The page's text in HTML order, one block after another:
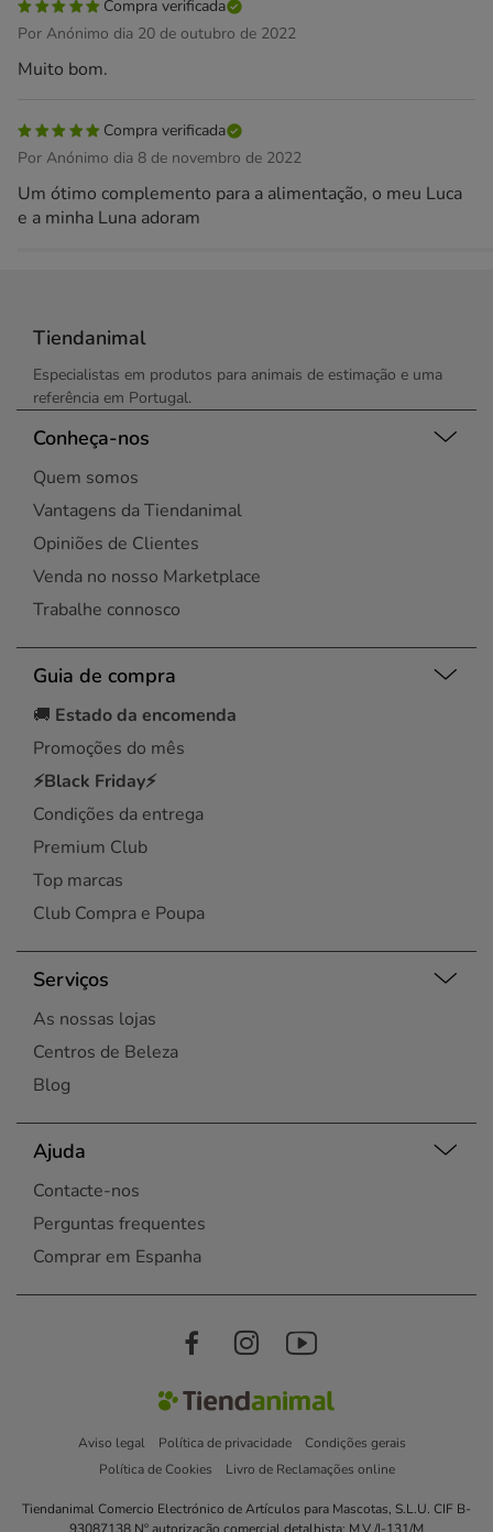
Compra verificada
Por Anónimo dia 20 de outubro de 2022
Muito bom.
Compra verificada
Por Anónimo dia 8 de novembro de 2022
Um ótimo complemento para a alimentação, o meu Luca
e a minha Luna adoram
Tiendanimal
Especialistas em produtos para animais de estimação e uma
referência em Portugal.
Conheça-nos
Quem somos
Vantagens da Tiendanimal
Opiniões de Clientes
Venda no nosso Marketplace
Trabalhe connosco
Guia de compra
🚚 Estado da encomenda
Promoções do mês
⚡Black Friday⚡
Condições da entrega
Premium Club
Top marcas
Club Compra e Poupa
Serviços
As nossas lojas
Centros de Beleza
Blog
Ajuda
Contacte-nos
Perguntas frequentes
Comprar em Espanha
Aviso legal Política de privacidade
Condições gerais
Política de Cookies
Livro de Reclamações online
Tiendanimal Comercio Electrónico de Artículos para Mascotas, S.L.U. CIF B-